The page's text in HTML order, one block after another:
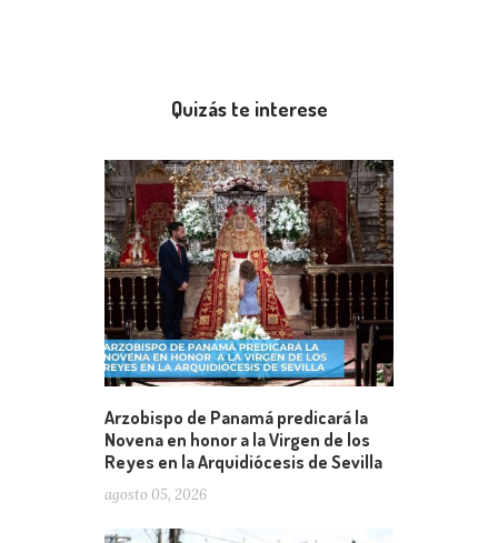
Quizás te interese
Arzobispo de Panamá predicará la
Novena en honor a la Virgen de los
Reyes en la Arquidiócesis de Sevilla
agosto 05, 2026